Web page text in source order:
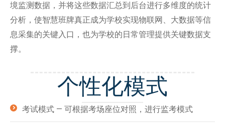
境监测数据，并将这些数据汇总到后台进行多维度的统计
分析，使智慧班牌真正成为学校实现物联网、大数据等信
息采集的关键入口，也为学校的日常管理提供关键数据支
撑。
个性化模式
考试模式 — 可根据考场座位对照，进行监考模式